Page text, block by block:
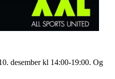
desember kl 14:00-19:00. Og